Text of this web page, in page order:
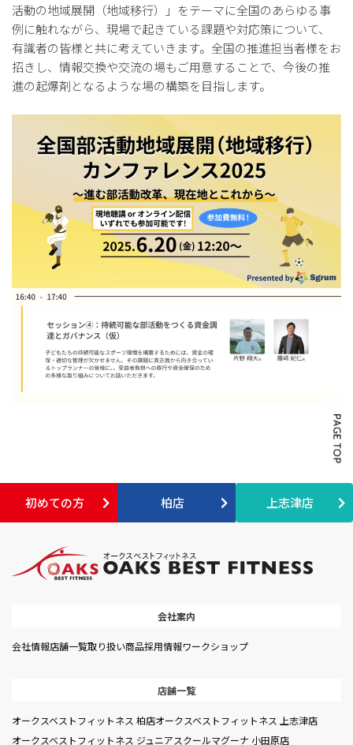
活動の地域展開（地域移行）」をテーマに全国のあらゆる事
例に触れながら、現場で起きている課題や対応策について、
有識者の皆様と共に考えていきます。全国の推進担当者様をお
招きし、情報交換や交流の場もご用意することで、今後の推
進の起爆剤となるような場の構築を目指します。
初めての方 柏店 上志津店
会社案内
会社情報店舗一覧取り扱い商品採用情報ワークショップ
店舗一覧
オークスベストフィットネス 柏店オークスベストフィットネス 上志津店
オークスベストフィットネス ジュニアスクールマグーナ 小田原店